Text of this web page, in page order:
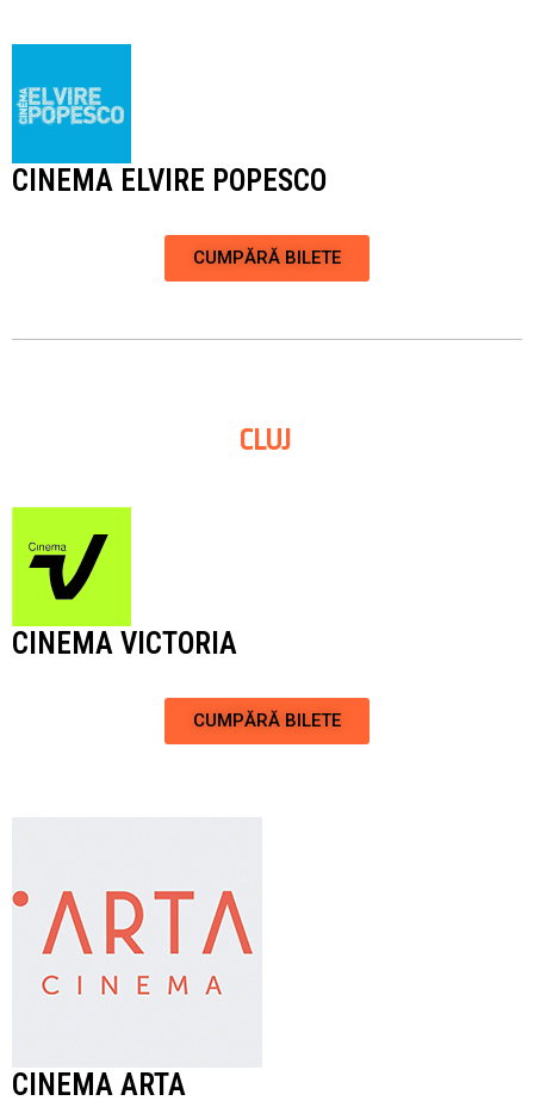
CINEMA ELVIRE POPESCO
CUMPĂRĂ BILETE
CLUJ
CINEMA VICTORIA
CUMPĂRĂ BILETE
CINEMA ARTA